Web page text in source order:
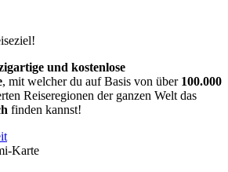
und kostenlose
, mit welcher du auf Basis von über 100.000
Reiseregionen der ganzen Welt das
finden kannst!
Karte